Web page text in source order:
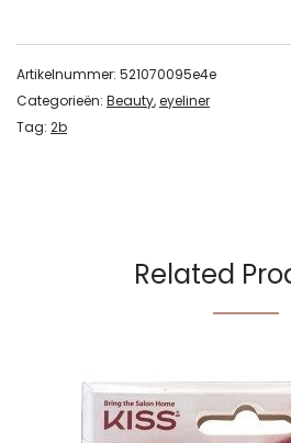
Artikelnummer: 521070095e4e
Categorieën: Beauty,eyeliner
Tag: 2b
Related